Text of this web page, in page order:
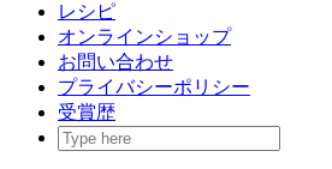
レシピ
オンラインショップ
お問い合わせ
プライバシーポリシー
受賞歴